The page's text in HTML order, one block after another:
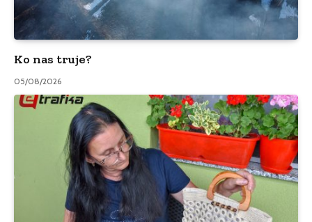
Ko nas truje?
05/08/2026